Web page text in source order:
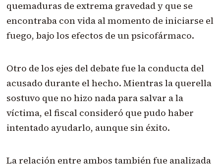
quemaduras de extrema gravedad y que se
encontraba con vida al momento de iniciarse el
fuego, bajo los efectos de un psicofármaco.
Otro de los ejes del debate fue la conducta del
acusado durante el hecho. Mientras la querella
sostuvo que no hizo nada para salvar a la
víctima, el fiscal consideró que pudo haber
intentado ayudarlo, aunque sin éxito.
La relación entre ambos también fue analizada